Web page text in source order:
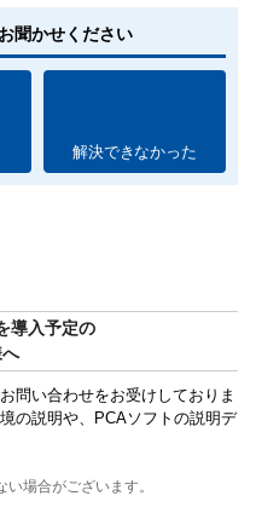
聞かせください
解決できなかった
導入予定の
問い合わせをお受けしておりま
の説明や、PCAソフトの説明デ
場合がございます。